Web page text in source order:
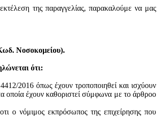
της παραγγελίας, παρακαλούμε να μας
Νοσοκομείου).
ότι:
2016 όπως έχουν τροποποιηθεί και ισχύουν
οποία έχουν καθοριστεί σύμφωνα με τo άρθροo
ο νόμιμος εκπρόσωπος της επιχείρησης που